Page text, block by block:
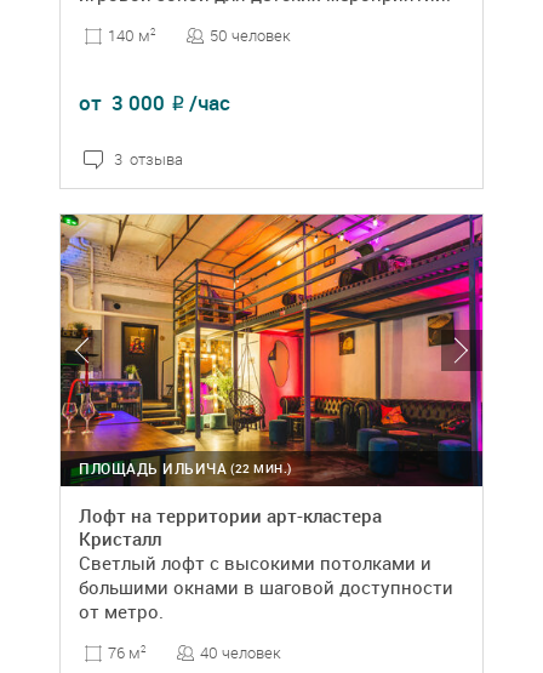
140 м2 50 человек
от 3 000 ₽ /час
3 отзыва
(22 МИН.)
ПЛОЩАДЬ ИЛЬИЧА
Лофт на территории арт-кластера
Кристалл
Светлый лофт с высокими потолками и
большими окнами в шаговой доступности
от метро.
76 м2 40 человек